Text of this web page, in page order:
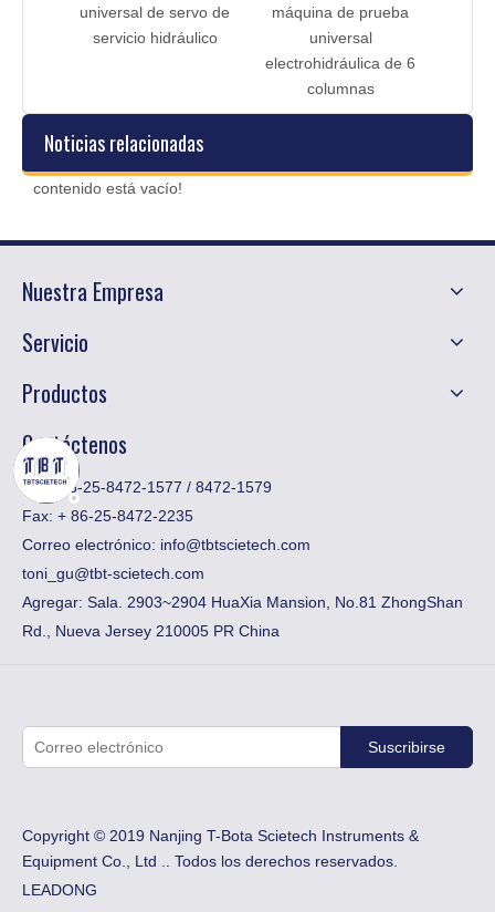
universal de servo de
servicio hidráulico
máquina de prueba
universal
electrohidráulica de 6
columnas
Noticias relacionadas
contenido está vacío!
Nuestra Empresa
Servicio
Productos
Contáctenos
Tel: +86-25-8472-1577 / 8472-1579
Fax: ​+ 86-25-8472-2235
Correo electrónico: info@tbtscietech.com
toni_gu@tbt-scietech.com
Agregar: Sala. 2903~2904 HuaXia Mansion, No.81 ZhongShan
Rd., Nueva Jersey 210005 PR China
Suscribirse
Copyright © 2019 Nanjing T-Bota Scietech Instruments &
Equipment Co., Ltd .. Todos los derechos reservados.
LEADONG